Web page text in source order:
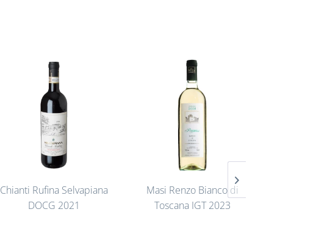
Chianti Rufina Selvapiana
DOCG 2021
Masi Renzo Bianco di
Toscana IGT 2023